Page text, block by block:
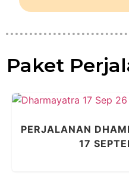
Paket
PERJALANAN
17